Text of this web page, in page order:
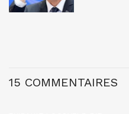
15 COMMENTAIRES